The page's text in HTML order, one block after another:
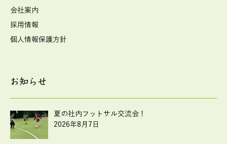
会社案内
採用情報
個人情報保護方針
お知らせ
夏の社内フットサル交流会！
2026年8月7日